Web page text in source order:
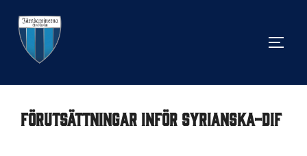
innehåll
Förutsättningar inför Syrianska-DIF